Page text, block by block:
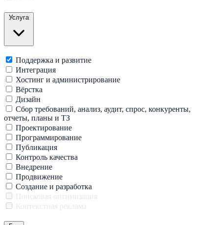
Услуга
Поддержка и развитие
Интеграция
Хостинг и администрирование
Вёрстка
Дизайн
Сбор требований, анализ, аудит, спрос, конкуренты,
отчеты, планы и ТЗ
Проектирование
Программирование
Публикация
Контроль качества
Внедрение
Продвижение
Создание и разработка
Поисковая оптимизация
Контекстная реклама